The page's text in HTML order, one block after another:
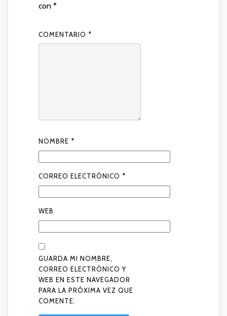
con *
COMENTARIO *
NOMBRE *
CORREO ELECTRÓNICO *
WEB
GUARDA MI NOMBRE,
CORREO ELECTRÓNICO Y
WEB EN ESTE NAVEGADOR
PARA LA PRÓXIMA VEZ QUE
COMENTE.